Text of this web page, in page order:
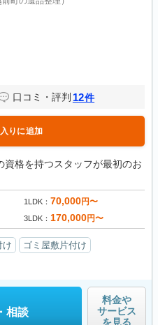
口コミ・評判 12件
りに追加
資格を持つスタッフが最初のお
1LDK 70,000円〜
3LDK 170,000円〜
け
ゴミ屋敷片付け
相談
料金や
サービス
を見る